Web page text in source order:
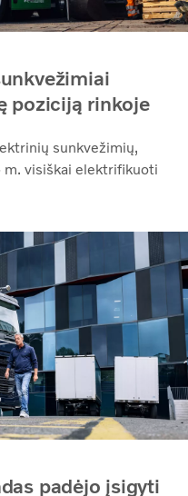
poziciją rinkoje
sunkvežimių,
m. visiškai elektrifikuoti
padėjo įsigyti